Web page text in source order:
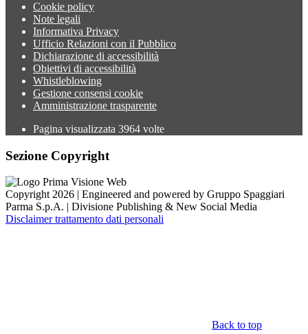
Cookie policy
Note legali
Informativa Privacy
Ufficio Relazioni con il Pubblico
Dichiarazione di accessibilità
Obiettivi di accessibilità
Whistleblowing
Gestione consensi cookie
Amministrazione trasparente
Pagina visualizzata 3964 volte
Sezione Copyright
Copyright 2026 | Engineered and powered by Gruppo Spaggiari
Parma S.p.A. | Divisione Publishing & New Social Media
Disclaimer trattamento dati personali
Back to top